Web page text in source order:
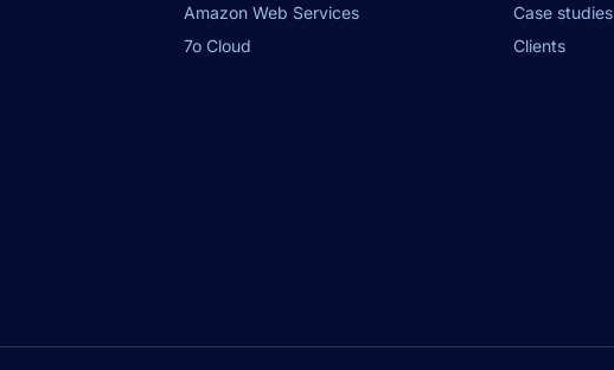
Amazon Web Services
7o Cloud
Case studies
Clients